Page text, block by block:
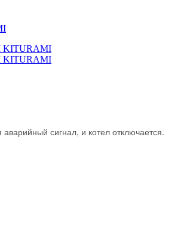
аварийный сигнал, и котел отключается.